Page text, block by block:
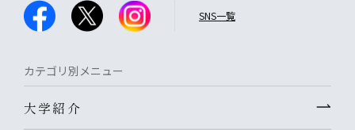
SNS一覧
カテゴリ別メニュー
大学紹介